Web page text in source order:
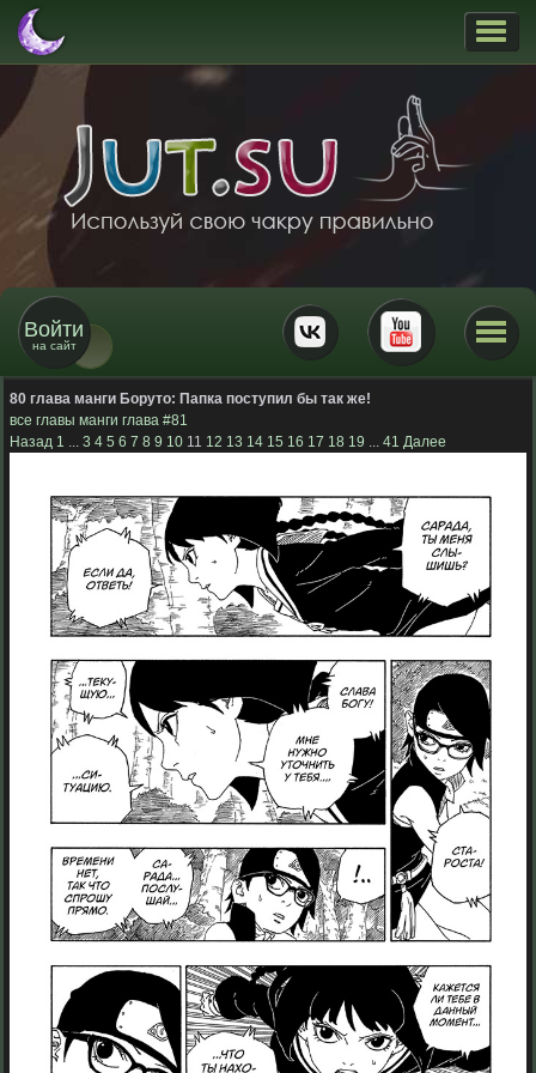
Войти
на сайт
80 глава манги Боруто: Папка поступил бы так же!
все главы манги глава #81
Назад 1 ... 3 4 5 6 7 8 9 10 11 12 13 14 15 16 17 18 19 ... 41 Далее